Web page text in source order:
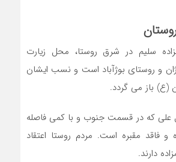
سلیم در شرق روستا، محل زیارت
و روستای بوژآباد است و نسب ایشان
(ع) باز می گردد.
علی که در قسمت جنوب و با کمی فاصله
و فاقد مقبره است. مردم روستا اعتقاد
دارند.